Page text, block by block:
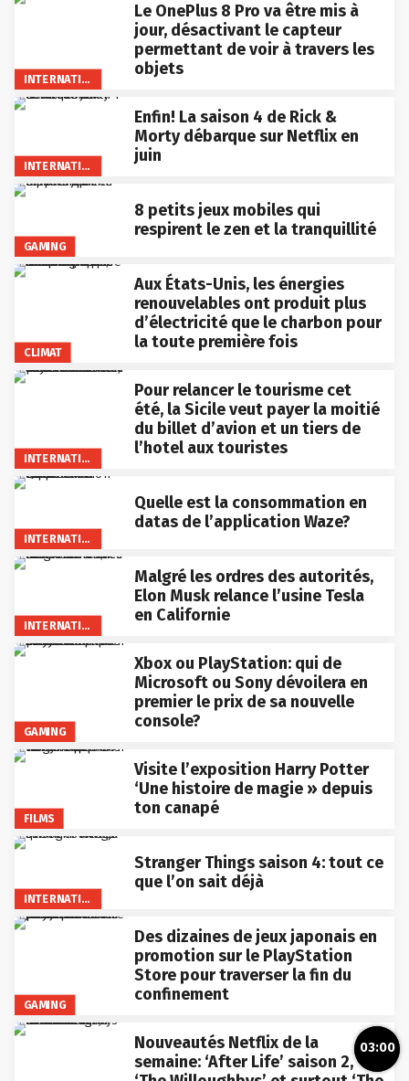
INTERNATIONAL
Le OnePlus 8 Pro va être mis à
jour, désactivant le capteur
permettant de voir à travers les
objets
INTERNATIONAL
Enfin! La saison 4 de Rick &
Morty débarque sur Netflix en
juin
GAMING
8 petits jeux mobiles qui
respirent le zen et la tranquillité
CLIMAT
Aux États-Unis, les énergies
renouvelables ont produit plus
d’électricité que le charbon pour
la toute première fois
INTERNATIONAL
Pour relancer le tourisme cet
été, la Sicile veut payer la moitié
du billet d’avion et un tiers de
l’hotel aux touristes
INTERNATIONAL
Quelle est la consommation en
datas de l’application Waze?
INTERNATIONAL
Malgré les ordres des autorités,
Elon Musk relance l’usine Tesla
en Californie
GAMING
Xbox ou PlayStation: qui de
Microsoft ou Sony dévoilera en
premier le prix de sa nouvelle
console?
FILMS
Visite l’exposition Harry Potter
‘Une histoire de magie » depuis
ton canapé
INTERNATIONAL
Stranger Things saison 4: tout ce
que l’on sait déjà
GAMING
Des dizaines de jeux japonais en
promotion sur le PlayStation
Store pour traverser la fin du
confinement
Nouveautés Netflix de la
semaine: ‘After Life’ saison 2,
03:00